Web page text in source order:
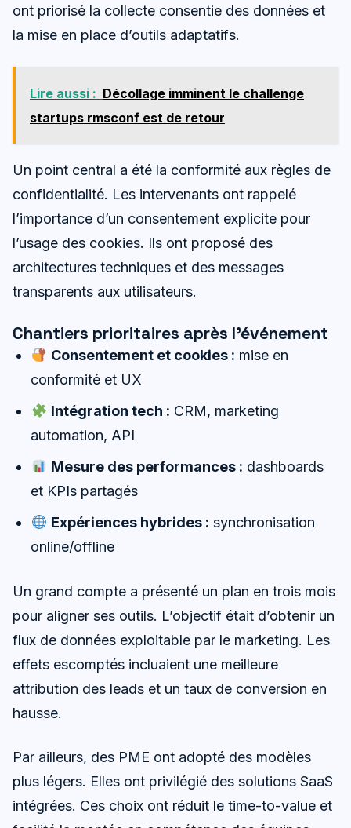
ont priorisé la collecte consentie des données et
la mise en place d’outils adaptatifs.
Lire aussi : Décollage imminent le challenge
startups rmsconf est de retour
Un point central a été la conformité aux règles de
confidentialité. Les intervenants ont rappelé
l’importance d’un consentement explicite pour
l’usage des cookies. Ils ont proposé des
architectures techniques et des messages
transparents aux utilisateurs.
Chantiers prioritaires après l’événement
Consentement et cookies : mise en
conformité et UX
Intégration tech : CRM, marketing
automation, API
Mesure des performances : dashboards
et KPIs partagés
Expériences hybrides : synchronisation
online/offline
Un grand compte a présenté un plan en trois mois
pour aligner ses outils. L’objectif était d’obtenir un
flux de données exploitable par le marketing. Les
effets escomptés incluaient une meilleure
attribution des leads et un taux de conversion en
hausse.
Par ailleurs, des PME ont adopté des modèles
plus légers. Elles ont privilégié des solutions SaaS
intégrées. Ces choix ont réduit le time-to-value et